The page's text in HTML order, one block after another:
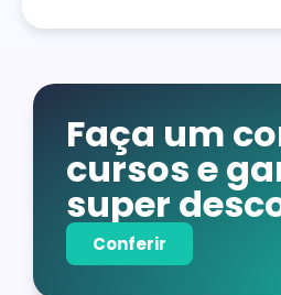
Faça um
cursos e
super
Conferir